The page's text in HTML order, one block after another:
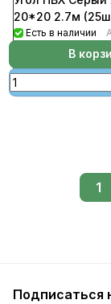
20*20 2.7м
Есть в наличии
В
1
Подписаться